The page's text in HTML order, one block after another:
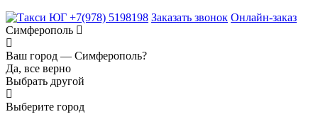
+7(978) 5198198 Заказать звонок Онлайн-заказ
Симферополь
Ваш город — Симферополь?
Да, все верно
Выбрать другой
Выберите город